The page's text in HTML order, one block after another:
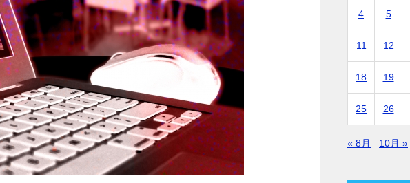
4 5
11 12
18 19
25 26
« 8月 10月 »